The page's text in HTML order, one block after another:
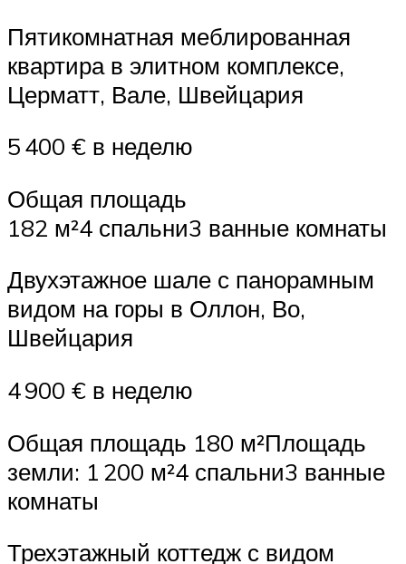
Пятикомнатная меблированная
квартира в элитном комплексе,
Церматт, Вале, Швейцария
5 400 € в неделю
Общая площадь
182 м²4 спальни3 ванные комнаты
Двухэтажное шале с панорамным
видом на горы в Оллон, Во,
Швейцария
4 900 € в неделю
Общая площадь 180 м²Площадь
земли: 1 200 м²4 спальни3 ванные
комнаты
Трехэтажный коттедж с видом